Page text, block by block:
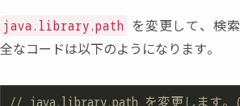
java.library.path を変更して、 検
全なコードは以下のようになります。
// java.library.path を変更します。(